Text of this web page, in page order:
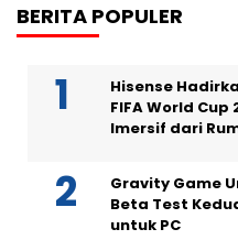
BERITA POPULER
Hisense
FIFA World
Imersif dari
Gravity Game
Beta Test
untuk PC